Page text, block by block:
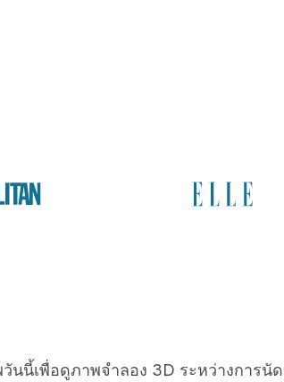
นนี้เพื่อดูภาพจำลอง 3D ระหว่างการนั